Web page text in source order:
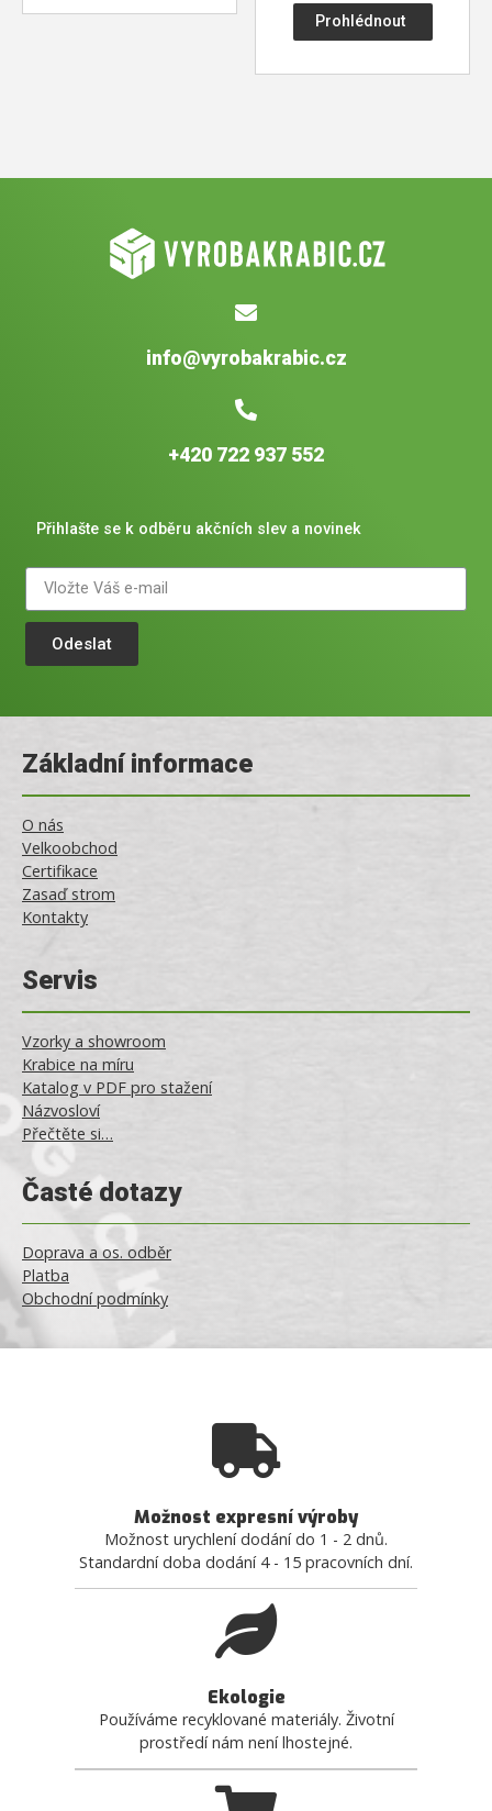
Prohlédnout
info@vyrobakrabic.cz
+420 722 937 552
Přihlašte se k odběru akčních slev a novinek
Odeslat
Základní informace
O nás
Velkoobchod
Certifikace
Zasaď strom
Kontakty
Servis
Vzorky a showroom
Krabice na míru
Katalog v PDF pro stažení
Názvosloví
Přečtěte si…
Časté dotazy
Doprava a os. odběr
Platba
Obchodní podmínky
Možnost expresní výroby
Možnost urychlení dodání do 1 - 2 dnů.
Standardní doba dodání 4 - 15 pracovních dní.
Ekologie
Používáme recyklované materiály. Životní
prostředí nám není lhostejné.